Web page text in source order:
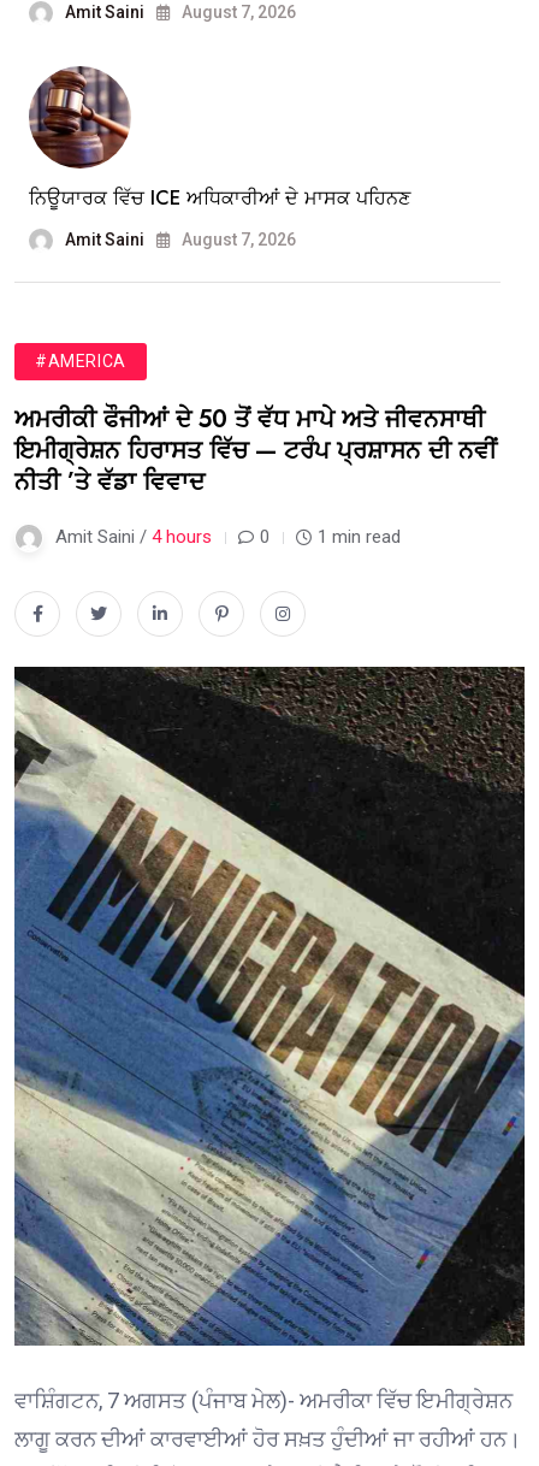
Amit Saini August 7, 2026
ਨਿਊਯਾਰਕ ਵਿੱਚ ICE ਅਧਿਕਾਰੀਆਂ ਦੇ ਮਾਸਕ ਪਹਿਨਣ
Amit Saini August 7, 2026
#AMERICA
ਅਮਰੀਕੀ ਫੌਜੀਆਂ ਦੇ 50 ਤੋਂ ਵੱਧ ਮਾਪੇ ਅਤੇ ਜੀਵਨਸਾਥੀ
ਇਮੀਗ੍ਰੇਸ਼ਨ ਹਿਰਾਸਤ ਵਿੱਚ — ਟਰੰਪ ਪ੍ਰਸ਼ਾਸਨ ਦੀ ਨਵੀਂ
ਨੀਤੀ ’ਤੇ ਵੱਡਾ ਵਿਵਾਦ
Amit Saini / 4 hours 0 1 min read
ਵਾਸ਼ਿੰਗਟਨ, 7 ਅਗਸਤ (ਪੰਜਾਬ ਮੇਲ)- ਅਮਰੀਕਾ ਵਿੱਚ ਇਮੀਗ੍ਰੇਸ਼ਨ
ਲਾਗੂ ਕਰਨ ਦੀਆਂ ਕਾਰਵਾਈਆਂ ਹੋਰ ਸਖ਼ਤ ਹੁੰਦੀਆਂ ਜਾ ਰਹੀਆਂ ਹਨ।